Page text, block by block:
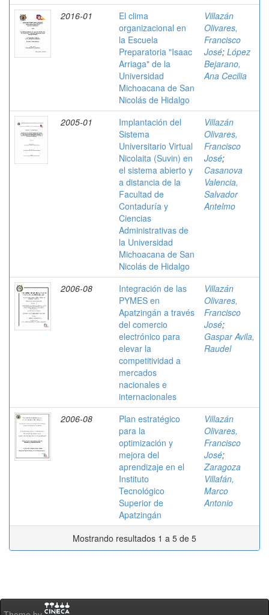
2016-01
El clima
organizacional en
la Escuela
Preparatoria "Isaac
Arriaga" de la
Universidad
Michoacana de San
Nicolás de Hidalgo
Villazán
Olivares,
Francisco
José; López
Bejarano,
Ana Cecilia
2005-01
Implantación del
Sistema
Universitario Virtual
Nicolaita (Suvin) en
el sistema abierto y
a distancia de la
Facultad de
Contaduría y
Ciencias
Administrativas de
la Universidad
Michoacana de San
Nicolás de Hidalgo
Villazán
Olivares,
Francisco
José;
Casanova
Valencia,
Salvador
Antelmo
2006-08
Integración de las
PYMES en
Apatzingán a través
del comercio
electrónico para
elevar la
competitividad a
mercados
nacionales e
internacionales
Villazán
Olivares,
Francisco
José;
Gaspar Avila,
Raudel
2006-08
Plan estratégico
para la
optimización y
mejora del
aprendizaje en el
Instituto
Tecnológico
Superior de
Apatzingán
Villazán
Olivares,
Francisco
José;
Zaragoza
Villafán,
Marco
Antonio
Mostrando resultados 1 a 5 de 5